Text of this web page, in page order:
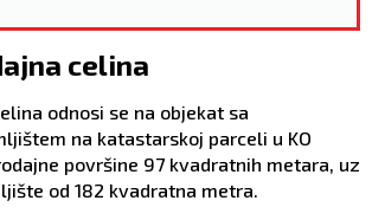
celina
odnosi se na objekat sa
na katastarskoj parceli u KO
površine 97 kvadratnih metara, uz
od 182 kvadratna metra.